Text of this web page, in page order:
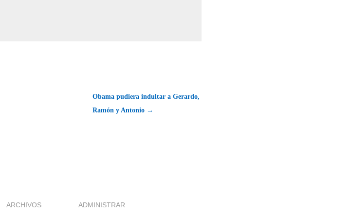
Obama pudiera indultar a Gerardo,
Ramón y Antonio →
ARCHIVOS ADMINISTRAR